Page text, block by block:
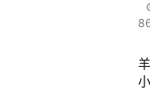
羊
小